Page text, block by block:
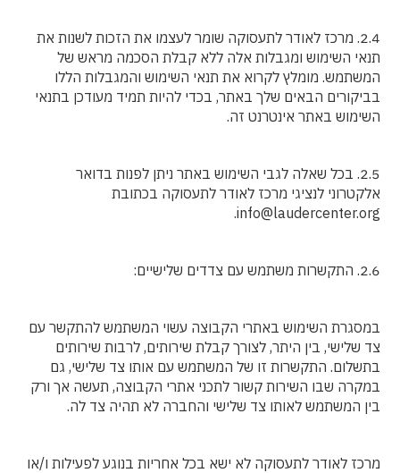
2.4. מרכז לאודר לתעסוקה שומר לעצמו את הזכות לשנות את
תנאי השימוש ומגבלות אלה ללא קבלת הסכמה מראש של
המשתמש. מומלץ לקרוא את תנאי השימוש והמגבלות הללו
בביקורים הבאים שלך באתר, בכדי להיות תמיד מעודכן בתנאי
השימוש באתר אינטרנט זה.
2.5. בכל שאלה לגבי השימוש באתר ניתן לפנות בדואר
אלקטרוני לנציגי מרכז לאודר לתעסוקה בכתובת
info@laudercenter.org.
2.6. התקשרות משתמש עם צדדים שלישיים:
במסגרת השימוש באתרי הקבוצה עשוי המשתמש להתקשר עם
צד שלישי, בין היתר, לצורך קבלת שירותים, לרבות שירותים
בתשלום. התקשרות זו של המשתמש עם אותו צד שלישי, גם
במקרה שבו השירות קשור לתכני אתרי הקבוצה, תעשה אך ורק
בין המשתמש לאותו צד שלישי והחברה לא תהיה צד לה.
מרכז לאודר לתעסוקה לא ישא בכל אחריות בנוגע לפעילות ו/או